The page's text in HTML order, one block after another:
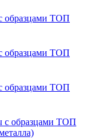
образцами ТОП
образцами ТОП
образцами ТОП
с образцами ТОП